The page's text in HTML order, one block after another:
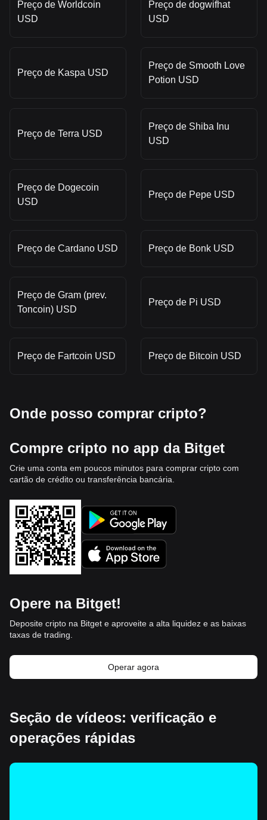
Preço de Worldcoin
USD
Preço de dogwifhat
USD
Preço de Kaspa USD
Preço de Smooth Love
Potion USD
Preço de Terra USD
Preço de Shiba Inu
USD
Preço de Dogecoin
USD
Preço de Pepe USD
Preço de Cardano USD Preço de Bonk USD
Preço de Gram (prev.
Toncoin) USD
Preço de Pi USD
Preço de Fartcoin USD Preço de Bitcoin USD
Onde posso comprar cripto?
Compre cripto no app da Bitget
Crie uma conta em poucos minutos para comprar cripto com
cartão de crédito ou transferência bancária.
Opere na Bitget!
Deposite cripto na Bitget e aproveite a alta liquidez e as baixas
taxas de trading.
Operar agora
Seção de vídeos: verificação e
operações rápidas